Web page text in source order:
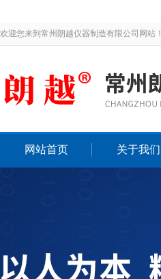
欢迎您来到常州朗越仪器制造有限公司网站！
网站首页 关于我们